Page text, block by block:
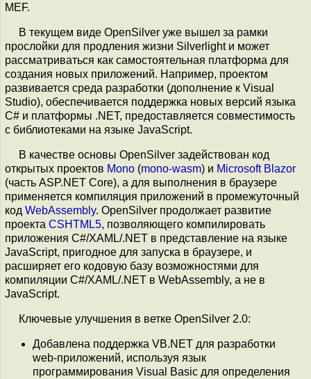
MEF.
В текущем виде OpenSilver уже вышел за рамки
прослойки для продления жизни Silverlight и может
рассматриваться как самостоятельная платформа для
создания новых приложений. Например, проектом
развивается среда разработки (дополнение к Visual
Studio), обеспечивается поддержка новых версий языка
C# и платформы .NET, предоставляется совместимость
с библиотеками на языке JavaScript.
В качестве основы OpenSilver задействован код
открытых проектов Mono (mono-wasm) и Microsoft Blazor
(часть ASP.NET Core), а для выполнения в браузере
применяется компиляция приложений в промежуточный
код WebAssembly. OpenSilver продолжает развитие
проекта CSHTML5, позволяющего компилировать
приложения C#/XAML/.NET в представление на языке
JavaScript, пригодное для запуска в браузере, и
расширяет его кодовую базу возможностями для
компиляции C#/XAML/.NET в WebAssembly, а не в
JavaScript.
Ключевые улучшения в ветке OpenSilver 2.0:
Добавлена поддержка VB.NET для разработки
web-приложений, используя язык
программирования Visual Basic для определения